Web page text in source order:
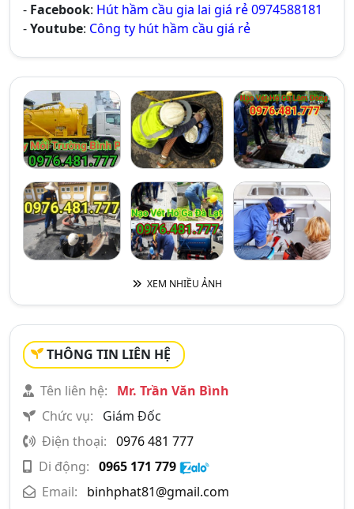
- Facebook: Hút hầm cầu gia lai giá rẻ 0974588181
-Youtube: Công ty hút hầm cầu giá rẻ
XEM NHIỀU ẢNH
THÔNG TIN LIÊN HỆ
Tên liên hệ:
Mr. Trần Văn Bình
Chức vụ:
Giám Đốc
Điện thoại: 0976 481 777
Di động: 0965 171 779
Email:
binhphat81@gmail.com